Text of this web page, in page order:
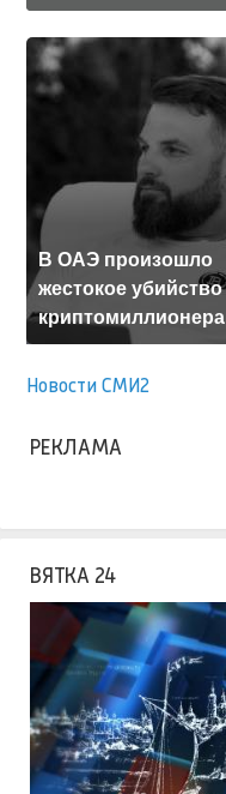
В ОАЭ произошло
жестокое убийство
криптомиллионера
Новости СМИ2
РЕКЛАМА
ВЯТКА 24